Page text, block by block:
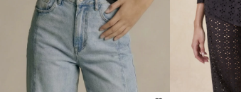
Talle Talle